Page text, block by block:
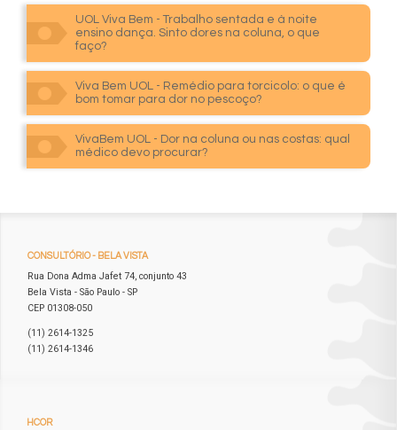
UOL Viva Bem - Trabalho sentada e à noite
ensino dança. Sinto dores na coluna, o que
faço?
Viva Bem UOL - Remédio para torcicolo: o que é
bom tomar para dor no pescoço?
VivaBem UOL - Dor na coluna ou nas costas: qual
médico devo procurar?
CONSULTÓRIO- BELA VISTA
Rua Dona Adma Jafet 74, conjunto 43
Bela Vista - São Paulo - SP
CEP 01308-050
(11) 2614-1325
(11) 2614-1346
HCOR